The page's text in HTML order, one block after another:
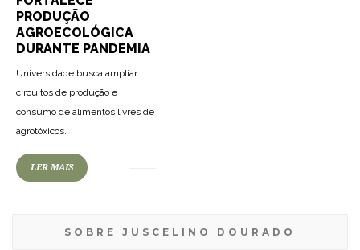
PRODUÇÃO
AGROECOLÓGICA
DURANTE PANDEMIA
Universidade busca ampliar
circuitos de produção e
consumo de alimentos livres de
agrotóxicos.
LER MAIS
SOBRE JUSCELINO DOURADO